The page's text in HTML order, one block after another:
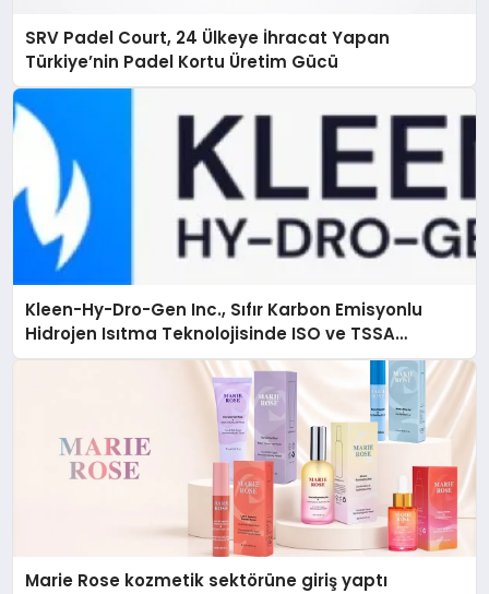
SRV Padel Court, 24 Ülkeye İhracat Yapan
Türkiye’nin Padel Kortu Üretim Gücü
Kleen-Hy-Dro-Gen Inc., Sıfır Karbon Emisyonlu
Hidrojen Isıtma Teknolojisinde ISO ve TSSA
Düzenleyici Onaylarını Aldı
Marie Rose kozmetik sektörüne giriş yaptı